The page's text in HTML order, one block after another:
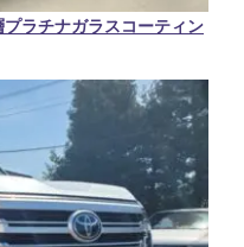
ラチナガラスコーティン